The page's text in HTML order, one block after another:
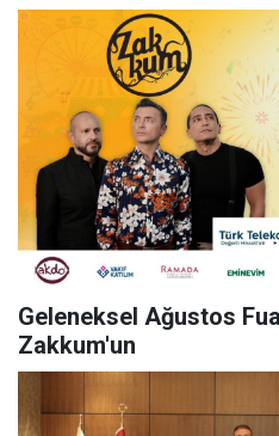
Geleneksel Ağustos
Zakkum'un